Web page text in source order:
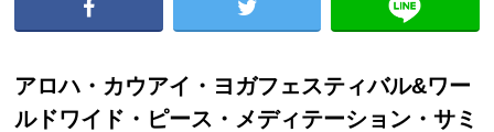
アロハ・カウアイ・ヨガフェスティバル&ワー
ルドワイド・ピース・メディテーション・サミ